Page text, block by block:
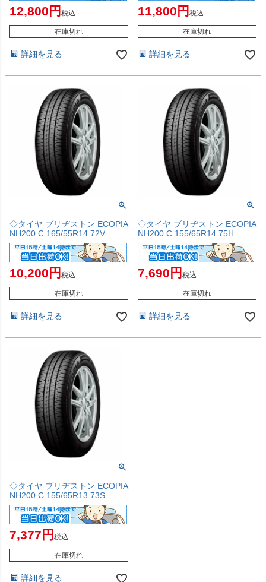
12,800 税込
在庫切れ
詳細を見る
11,800 税込
在庫切れ
詳細を見る
◇タイヤ ブリヂストン ECOPIA
NH200 C 165/55R14 72V
10,200 税込
在庫切れ
詳細を見る
◇タイヤ ブリヂストン ECOPIA
NH200 C 155/65R14 75H
7,690 税込
在庫切れ
詳細を見る
◇タイヤ ブリヂストン ECOPIA
NH200 C 155/65R13 73S
7,377 税込
在庫切れ
詳細を見る